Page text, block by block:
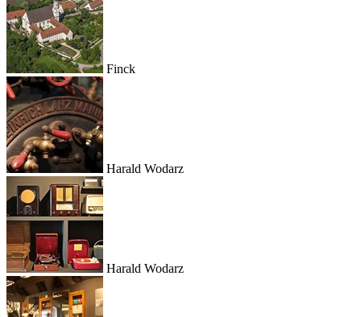
Finck
Harald Wodarz
Harald Wodarz